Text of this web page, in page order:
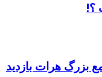
؟!
بزرگ هرات بازدید